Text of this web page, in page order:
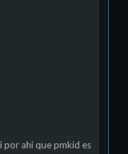
por ahi que pmkid es